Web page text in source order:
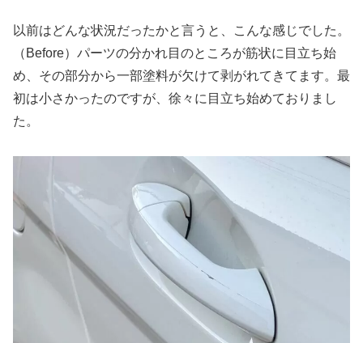
以前はどんな状況だったかと言うと、こんな感じでした。
（Before）パーツの分かれ目のところが筋状に目立ち始
め、その部分から一部塗料が欠けて剥がれてきてます。最
初は小さかったのですが、徐々に目立ち始めておりまし
た。